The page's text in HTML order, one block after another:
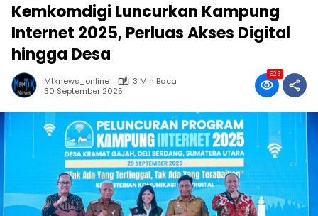
Kemkomdigi Luncurkan Kampung
Internet 2025, Perluas Akses Digital
hingga Desa
Mtknews_online
3 Min Baca
30 September 2025
623